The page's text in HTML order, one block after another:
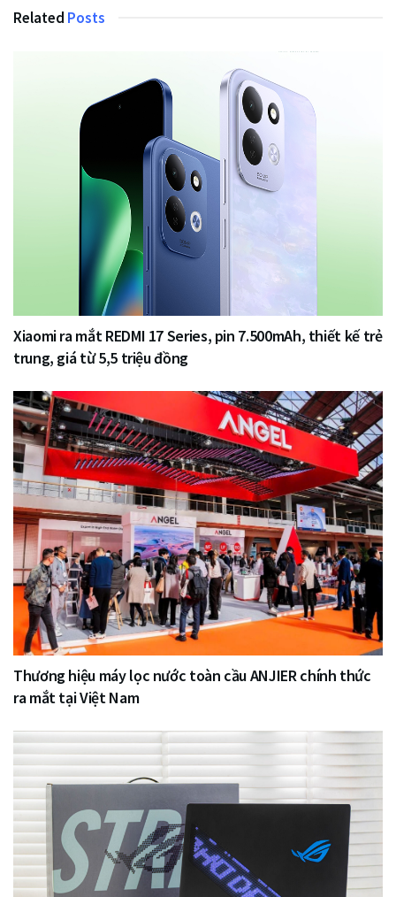
Related Posts
Xiaomi ra mắt REDMI 17 Series, pin 7.500mAh, thiết kế trẻ
trung, giá từ 5,5 triệu đồng
Thương hiệu máy lọc nước toàn cầu ANJIER chính thức
ra mắt tại Việt Nam